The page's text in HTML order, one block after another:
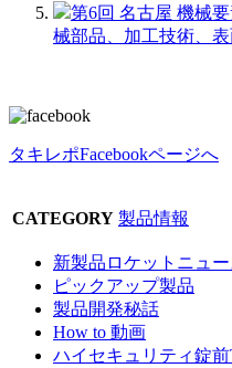
第6回 名古屋 機械
械部品、加工技術、
タキレポFacebookページへ
CATEGORY 製品情報
新製品ロケットニュー
ピックアップ製品
製品開発秘話
How to 動画
ハイセキュリティ錠